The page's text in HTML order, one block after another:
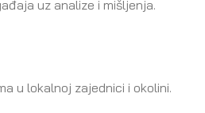
uz analize i mišljenja.
u lokalnoj zajednici i okolini.